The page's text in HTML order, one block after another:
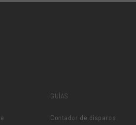
GUÍAS
Contador de disparos